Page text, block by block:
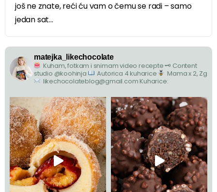
još ne znate, reći ću vam o čemu se radi – samo
jedan sat...
matejka_likechocolate
Kuham, fotkam i snimam video recepte🗝 Content
studio @koohinja
Autorica 4 kuharice
Mama x 2, Zg
likechocolateblog@gmail.com Kuharice: